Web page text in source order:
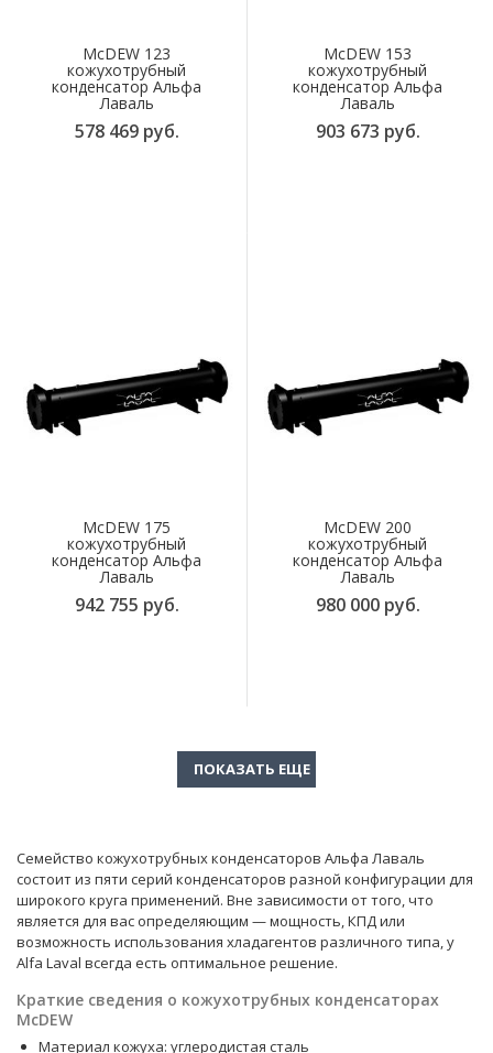
McDEW 123
кожухотрубный
конденсатор Альфа
Лаваль
578 469 руб.
McDEW 153
кожухотрубный
конденсатор Альфа
Лаваль
903 673 руб.
McDEW 175
кожухотрубный
конденсатор Альфа
Лаваль
942 755 руб.
McDEW 200
кожухотрубный
конденсатор Альфа
Лаваль
980 000 руб.
Семейство кожухотрубных конденсаторов Альфа Лаваль
состоит из пяти серий конденсаторов разной конфигурации для
широкого круга применений. Вне зависимости от того, что
является для вас определяющим — мощность, КПД или
возможность использования хладагентов различного типа, у
Alfa Laval всегда есть оптимальное решение.
Краткие сведения о кожухотрубных конденсаторах
McDEW
Материал кожуха: углеродистая сталь